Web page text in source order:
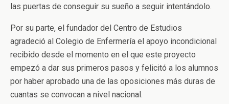
las puertas de conseguir su sueño a seguir intentándolo.
Por su parte, el fundador del Centro de Estudios
agradeció al Colegio de Enfermería el apoyo incondicional
recibido desde el momento en el que este proyecto
empezó a dar sus primeros pasos y felicitó a los alumnos
por haber aprobado una de las oposiciones más duras de
cuantas se convocan a nivel nacional.